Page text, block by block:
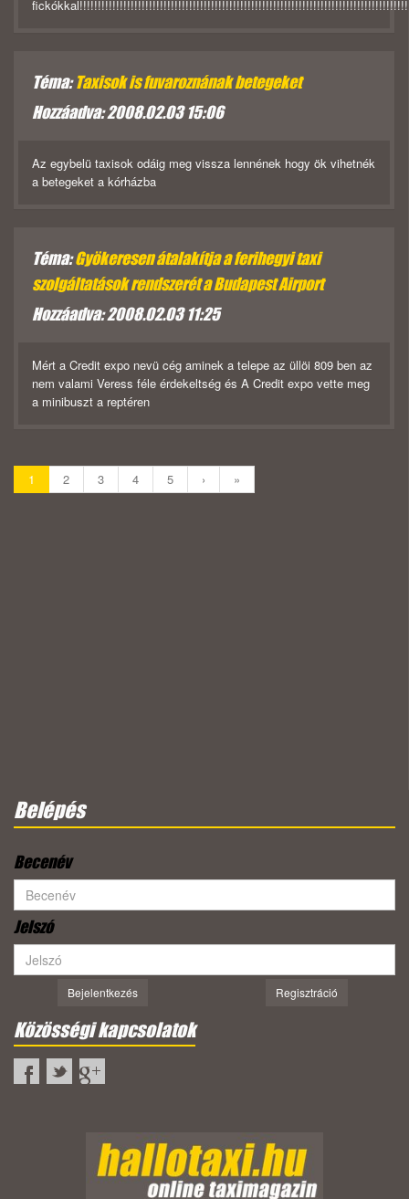
Téma:Taxisok is fuvaroznának betegeket
Hozzáadva: 2008.02.03 15:06
Az egybelü taxisok odáig meg vissza lennének hogy ök vihetnék
a betegeket a kórházba
Téma:Gyökeresen átalakítja a ferihegyi taxi
szolgáltatások rendszerét a Budapest Airport
Hozzáadva: 2008.02.03 11:25
Mért a Credit expo nevü cég aminek a telepe az üllöi 809 ben az
nem valami Veress féle érdekeltség és A Credit expo vette meg
a minibuszt a reptéren
1 2 3 4 5 › »
Belépés
Becenév
Jelszó
Bejelentkezés Regisztráció
Közösségi kapcsolatok